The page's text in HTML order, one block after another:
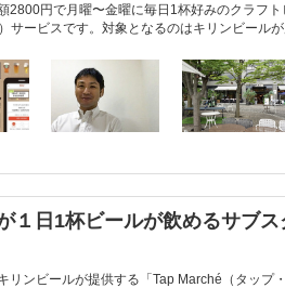
2800円で月曜〜金曜に毎日1杯好みのクラフ
サービスです。対象となるのはキリンビールが
１日1杯ビールが飲めるサブ
リンビールが提供する「Tap Marché（タップ